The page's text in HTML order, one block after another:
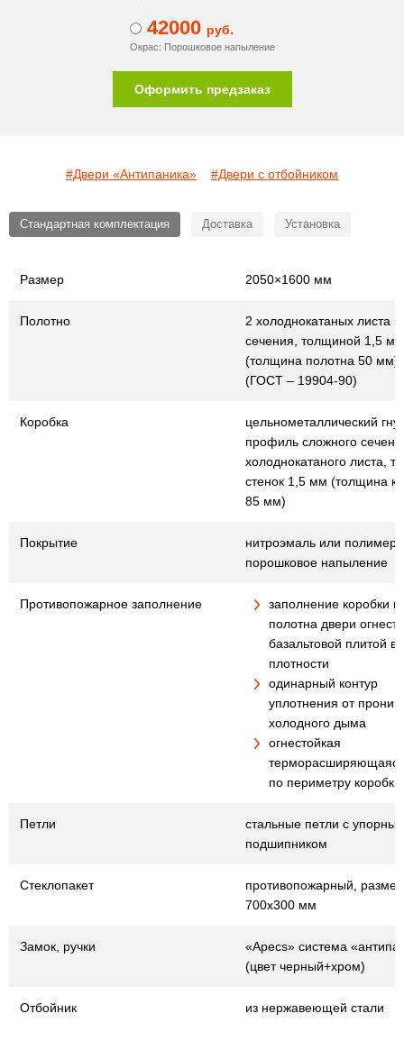
42000 руб.
Окрас: Порошковое напыление
Оформить предзаказ
#Двери «Антипаника» #Двери с отбойником
Стандартная комплектация Доставка Установка
Размер 2050×1600 мм
Полотно
2 холоднокатаных листа
сечения, толщиной 1,5 мм
(толщина полотна 50 мм)
(ГОСТ – 19904-90)
Коробка
цельнометаллический
профиль сложного
холоднокатаного листа,
стенок 1,5 мм (толщина
85 мм)
Покрытие
нитроэмаль или
порошковое напыление
Противопожарное заполнение
заполнение коробки и
полотна двери
базальтовой плитой
плотности
одинарный контур
уплотнения от
холодного дыма
огнестойкая
по периметру коробки
Петли
стальные петли с
подшипником
Стеклопакет
противопожарный,
700х300 мм
Замок, ручки
«Apecs» система
(цвет черный+хром)
Отбойник из нержавеющей стали